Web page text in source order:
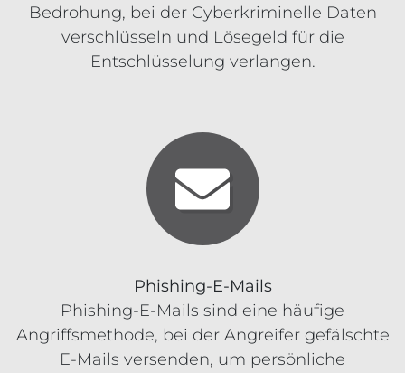
Bedrohung, bei der Cyberkriminelle Daten
verschlüsseln und Lösegeld für die
Entschlüsselung verlangen.
Phishing-E-Mails
Phishing-E-Mails sind eine häufige
Angriffsmethode, bei der Angreifer gefälschte
E-Mails versenden, um persönliche